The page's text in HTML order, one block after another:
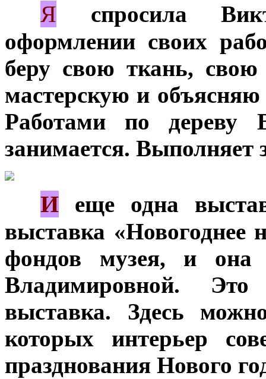
Я спросила
оформлении своих
беру свою ткань,
мастерскую и
Работами по дереву
занимается. Выполняет
И еще одна
выставка «Новогоднее
фондов музея, и она
Владимировной.
выставка. Здесь
которых интерьер
празднования Нового